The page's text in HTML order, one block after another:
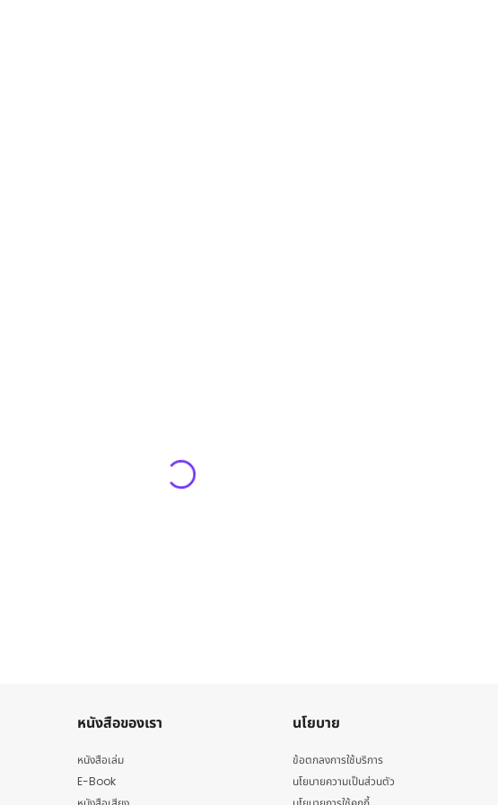
หนังสือของเรา
หนังสือเล่ม
E-Book
นโยบาย
ข้อตกลงการใช้บริการ
นโยบายความเป็นส่วนตัว